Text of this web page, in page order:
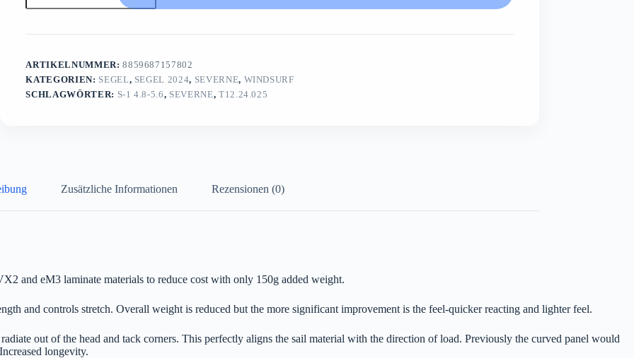
5.6manouvre
wavesail
ARTIKELNUMMER:8859687157802
KATEGORIEN: SEGEL, SEGEL 2024, SEVERNE, WINDSURF
SCHLAGWÖRTER: S-1 4.8-5.6, SEVERNE, T12.24.025
Zusätzliche Informationen Rezensionen (0)
and eM3 laminate materials to reduce cost with only 150g added weight.
and controls stretch. Overall weight is reduced but the more significant improvement is the feel-quicker reacting and lighter feel.
out of the head and tack corners. This perfectly aligns the sail material with the direction of load. Previously the curved panel would
longevity.